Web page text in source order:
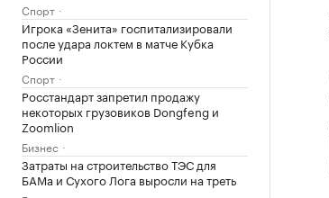
Спорт
Игрока «Зенита» госпитализировали
после удара локтем в матче Кубка
России
Спорт
Росстандарт запретил продажу
некоторых грузовиков Dongfeng и
Zoomlion
Бизнес
Затраты на строительство ТЭС для
БАМа и Сухого Лога выросли на треть